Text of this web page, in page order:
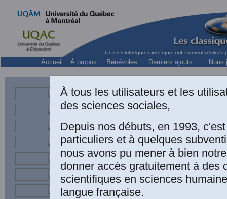
Accueil À propos Bénévoles Derniers ajouts Nous
Émile
À tous les utilisateurs et les
des sciences sociales,
Depuis nos débuts, en 1993,
particuliers et à quelques
nous avons pu mener à bien
donner accès gratuitement à des
scientifiques en sciences
langue française.